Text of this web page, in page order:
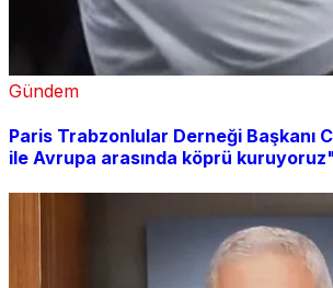
Gündem
Paris Trabzonlular Derneği Başkanı
ile Avrupa arasında köprü